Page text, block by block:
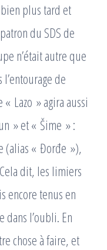
plus tard et
du SDS de
n’était autre que
de
Lazo » agira aussi
» et « Šime » :
(alias « Đorđe »),
dit, les limiers
encore tenus en
dans l’oubli. En
chose à faire, et